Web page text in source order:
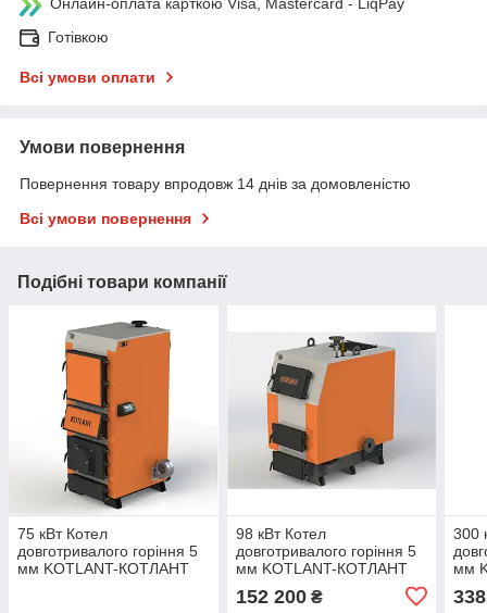
Онлайн-оплата карткою Visa, Mastercard - LiqPay
Готівкою
Всі умови оплати
Умови повернення
Повернення товару впродовж 14 днів за домовленістю
Всі умови повернення
Подібні товари компанії
75 кВт Котел
довготривалого горіння 5
мм KOTLANT-КОТЛАНТ
98 кВт Котел
довготривалого горіння 5
мм KOTLANT-КОТЛАНТ
КОМПЛЕКТАЦИЯ
152 200₴
300
мм